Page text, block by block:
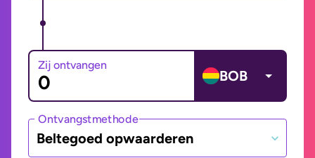
Zij ontvangen
BOB
Ontvangstmethode
Beltegoed opwaarderen